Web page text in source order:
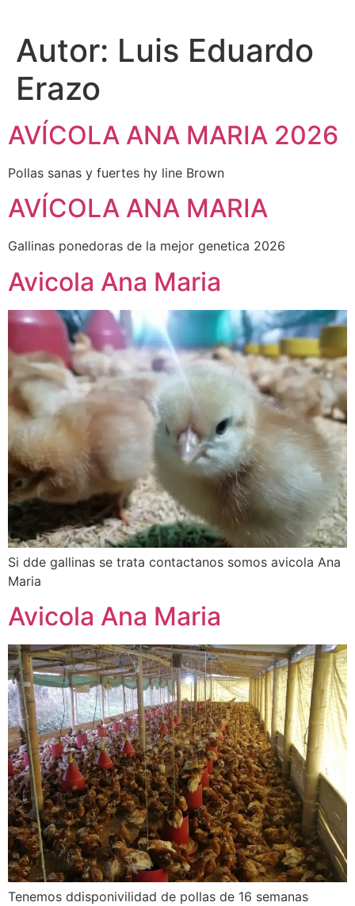
Autor: Luis Eduardo
Erazo
AVÍCOLA ANA MARIA 2026
Pollas sanas y fuertes hy line Brown
AVÍCOLA ANA MARIA
Gallinas ponedoras de la mejor genetica 2026
Avicola Ana Maria
Si dde gallinas se trata contactanos somos avicola Ana
Maria
Avicola Ana Maria
Tenemos ddisponivilidad de pollas de 16 semanas